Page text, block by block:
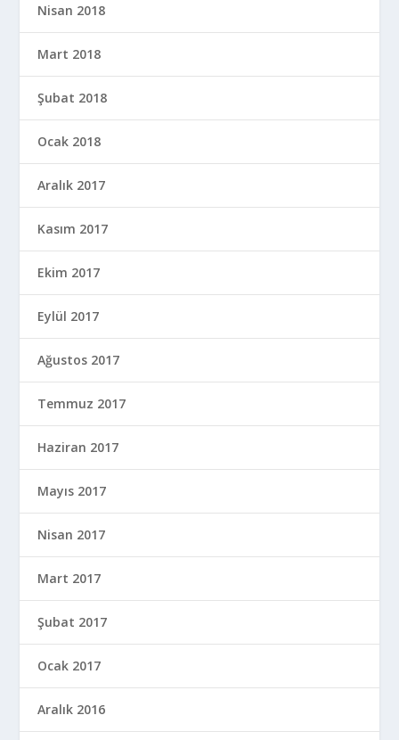
Nisan 2018
Mart 2018
Şubat 2018
Ocak 2018
Aralık 2017
Kasım 2017
Ekim 2017
Eylül 2017
Ağustos 2017
Temmuz 2017
Haziran 2017
Mayıs 2017
Nisan 2017
Mart 2017
Şubat 2017
Ocak 2017
Aralık 2016